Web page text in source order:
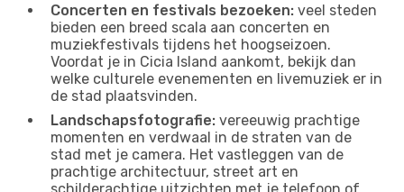
Concerten en festivals bezoeken: veel steden
bieden een breed scala aan concerten en
muziekfestivals tijdens het hoogseizoen.
Voordat je in Cicia Island aankomt, bekijk dan
welke culturele evenementen en livemuziek er in
de stad plaatsvinden.
Landschapsfotografie: vereeuwig prachtige
momenten en verdwaal in de straten van de
stad met je camera. Het vastleggen van de
prachtige architectuur, street art en